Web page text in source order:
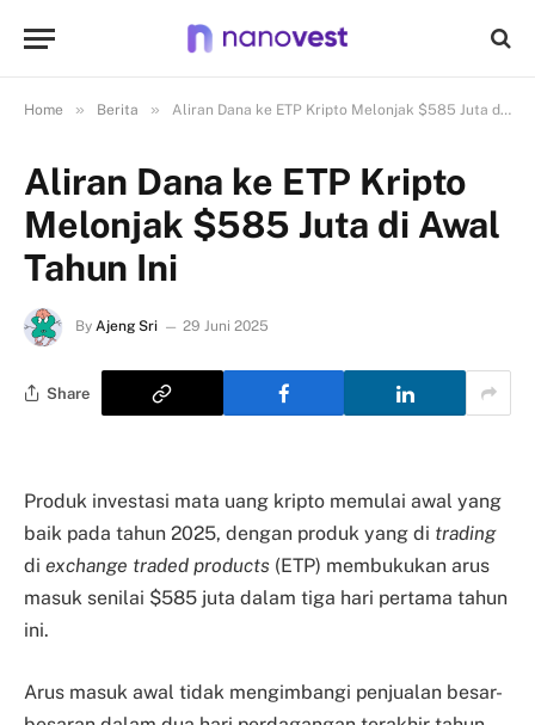
Home » Berita » Aliran Dana ke ETP Kripto Melonjak $585 Juta di Awal Tahun Ini
Aliran Dana ke ETP Kripto
Melonjak $585 Juta di Awal
Tahun Ini
By Ajeng Sri 29 Juni 2025
Share
Produk investasi mata uang kripto memulai awal yang
baik pada tahun 2025, dengan produk yang di trading
di exchange traded products (ETP) membukukan arus
masuk senilai $585 juta dalam tiga hari pertama tahun
ini.
Arus masuk awal tidak mengimbangi penjualan besar-